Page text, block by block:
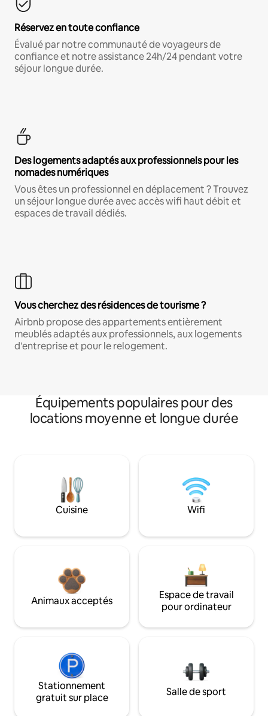
Réservez en toute confiance
Évalué par notre communauté de voyageurs de
confiance et notre assistance 24h/24 pendant votre
séjour longue durée.
Des logements adaptés aux professionnels pour les
nomades numériques
Vous êtes un professionnel en déplacement ? Trouvez
un séjour longue durée avec accès wifi haut débit et
espaces de travail dédiés.
Vous cherchez des résidences de tourisme ?
Airbnb propose des appartements entièrement
meublés adaptés aux professionnels, aux logements
d'entreprise et pour le relogement.
Équipements populaires pour des
locations moyenne et longue durée
Cuisine Wifi
Animaux acceptés
Espace de travail
pour ordinateur
Stationnement
gratuit sur place
Salle de sport